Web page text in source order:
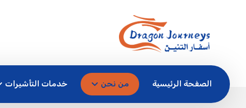
الصفحة الرئيسية من نحن خدمات التأشيرات